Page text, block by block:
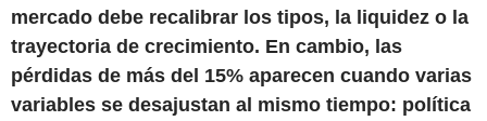
mercado debe recalibrar los tipos, la liquidez o la
trayectoria de crecimiento. En cambio, las
pérdidas de más del 15% aparecen cuando varias
variables se desajustan al mismo tiempo: política